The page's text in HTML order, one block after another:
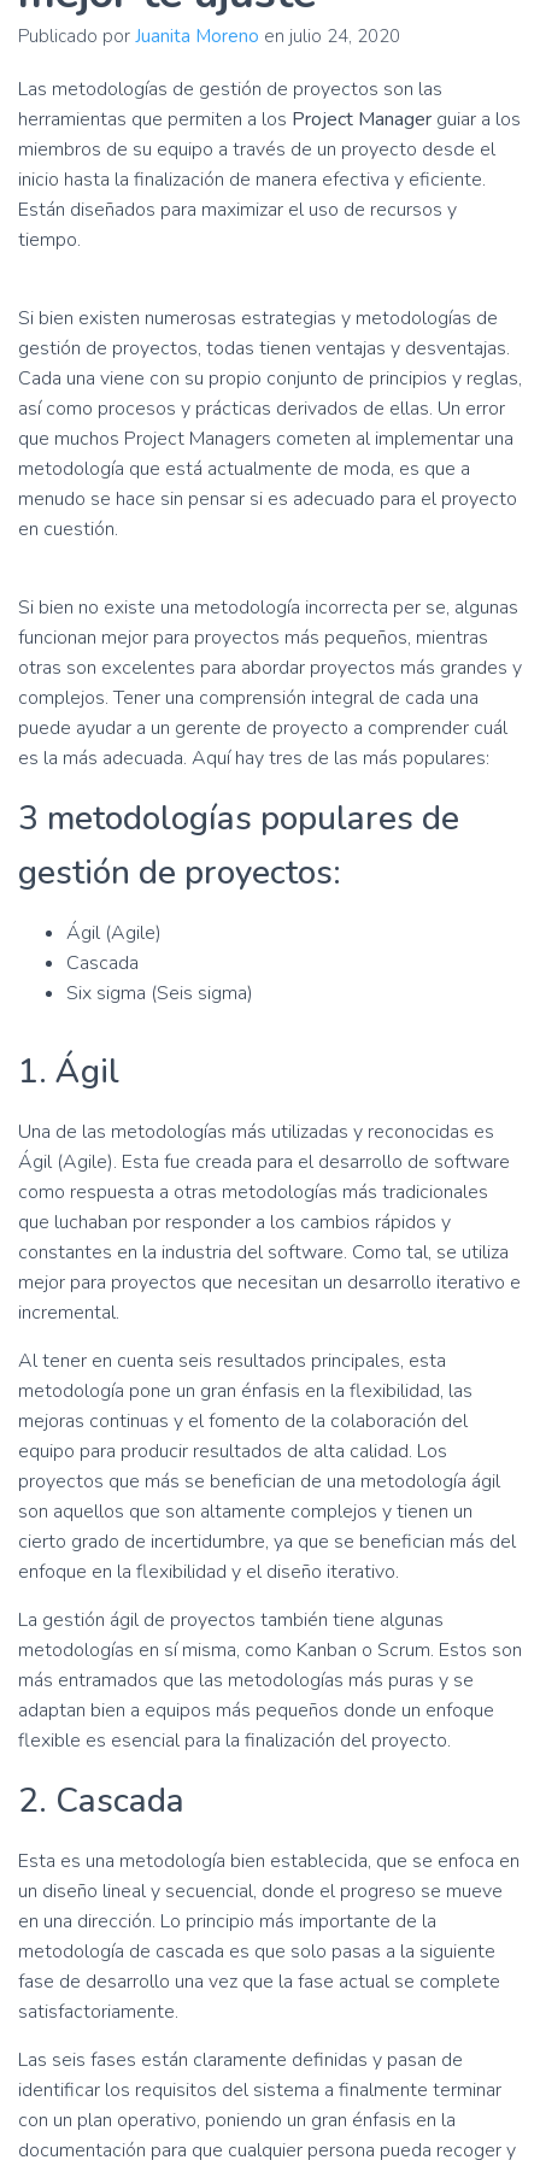
Publicado por Juanita Moreno en julio 24, 2020
Las metodologías de gestión de proyectos son las
herramientas que permiten a los Project Manager guiar a los
miembros de su equipo a través de un proyecto desde el
inicio hasta la finalización de manera efectiva y eficiente.
Están diseñados para maximizar el uso de recursos y
tiempo.
Si bien existen numerosas estrategias y metodologías de
gestión de proyectos, todas tienen ventajas y desventajas.
Cada una viene con su propio conjunto de principios y reglas,
así como procesos y prácticas derivados de ellas. Un error
que muchos Project Managers cometen al implementar una
metodología que está actualmente de moda, es que a
menudo se hace sin pensar si es adecuado para el proyecto
en cuestión.
Si bien no existe una metodología incorrecta per se, algunas
funcionan mejor para proyectos más pequeños, mientras
otras son excelentes para abordar proyectos más grandes y
complejos. Tener una comprensión integral de cada una
puede ayudar a un gerente de proyecto a comprender cuál
es la más adecuada. Aquí hay tres de las más populares:
3 metodologías populares de
gestión de proyectos:
Ágil (Agile)
Cascada
Six sigma (Seis sigma)
1. Ágil
Una de las metodologías más utilizadas y reconocidas es
Ágil (Agile). Esta fue creada para el desarrollo de software
como respuesta a otras metodologías más tradicionales
que luchaban por responder a los cambios rápidos y
constantes en la industria del software. Como tal, se utiliza
mejor para proyectos que necesitan un desarrollo iterativo e
incremental.
Al tener en cuenta seis resultados principales, esta
metodología pone un gran énfasis en la flexibilidad, las
mejoras continuas y el fomento de la colaboración del
equipo para producir resultados de alta calidad. Los
proyectos que más se benefician de una metodología ágil
son aquellos que son altamente complejos y tienen un
cierto grado de incertidumbre, ya que se benefician más del
enfoque en la flexibilidad y el diseño iterativo.
La gestión ágil de proyectos también tiene algunas
metodologías en sí misma, como Kanban o Scrum. Estos son
más entramados que las metodologías más puras y se
adaptan bien a equipos más pequeños donde un enfoque
flexible es esencial para la finalización del proyecto.
2. Cascada
Esta es una metodología bien establecida, que se enfoca en
un diseño lineal y secuencial, donde el progreso se mueve
en una dirección. Lo principio más importante de la
metodología de cascada es que solo pasas a la siguiente
fase de desarrollo una vez que la fase actual se complete
satisfactoriamente.
Las seis fases están claramente definidas y pasan de
identificar los requisitos del sistema a finalmente terminar
con un plan operativo, poniendo un gran énfasis en la
documentación para que cualquier persona pueda recoger y